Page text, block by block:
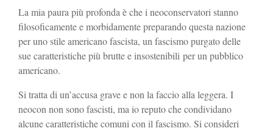
La mia paura più profonda è che i neoconservatori stanno
filosoficamente e morbidamente preparando questa nazione
per uno stile americano fascista, un fascismo purgato delle
sue caratteristiche più brutte e insostenibili per un pubblico
americano.
Si tratta di un’accusa grave e non la faccio alla leggera. I
neocon non sono fascisti, ma io reputo che condividano
alcune caratteristiche comuni con il fascismo. Si consideri